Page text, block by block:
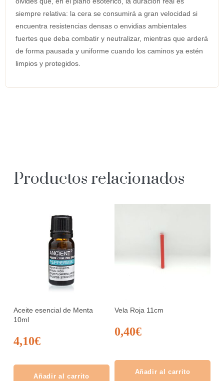
siempre relativa: la cera se consumirá a gran velocidad si
encuentra resistencias densas o envidias ambientales
fuertes que deba combatir y neutralizar, mientras que arderá
de forma pausada y uniforme cuando los caminos ya estén
limpios y protegidos.
Productos relacionados
Aceite esencial de Menta
10ml
4,10€
Añadir al carrito
Vela Roja 11cm
0,40€
Añadir al carrito